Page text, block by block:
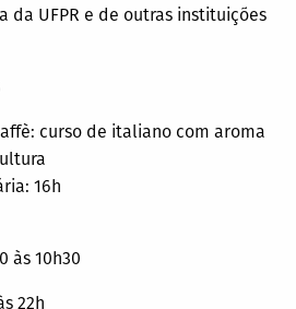
da UFPR e de outras instituições
curso de italiano com aroma
16h
às 10h30
22h